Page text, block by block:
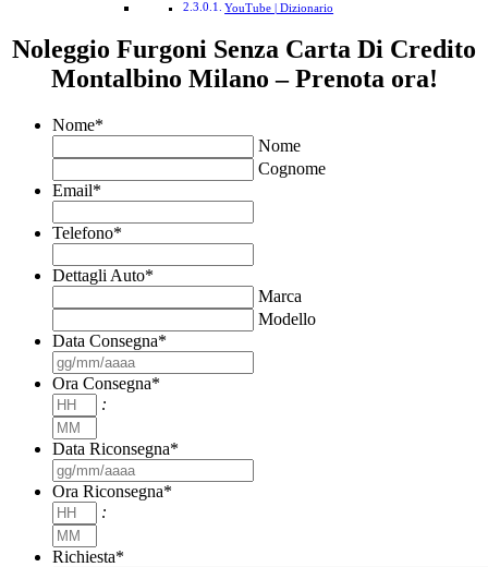
YouTube | Dizionario
Noleggio Furgoni Senza Carta Di Credito
Montalbino Milano – Prenota ora!
Nome*
Nome
Cognome
Email*
Telefono*
Dettagli Auto*
Marca
Modello
Data Consegna*
slash
Ora Consegna*
:
Data Riconsegna*
slash
Ora Riconsegna*
:
Richiesta*